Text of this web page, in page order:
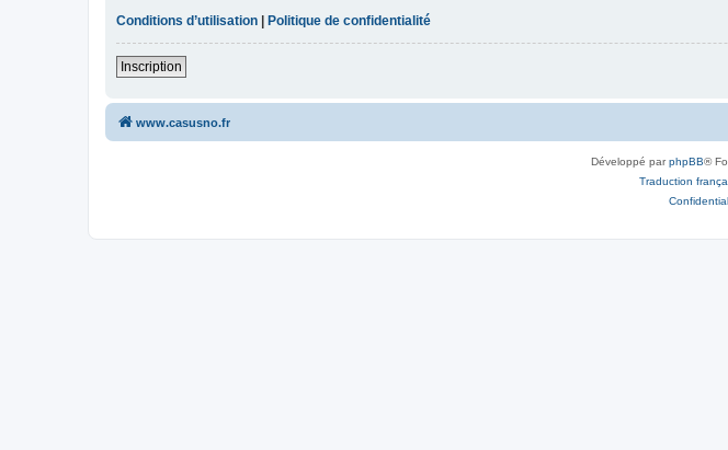
Conditions d’utilisation
Politique de confidentialité
Inscription
www.casusno.fr
Développé parphpBB®
Traduction